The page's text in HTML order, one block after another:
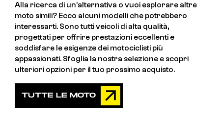
Alla ricerca di un'alternativa o vuoi esplorare altre
moto simili? Ecco alcuni modelli che potrebbero
interessarti. Sono tutti veicoli di alta qualità,
progettati per offrire prestazioni eccellenti e
soddisfare le esigenze dei motociclisti più
appassionati. Sfoglia la nostra selezione e scopri
ulteriori opzioni per il tuo prossimo acquisto.
TUTTE LE MOTO